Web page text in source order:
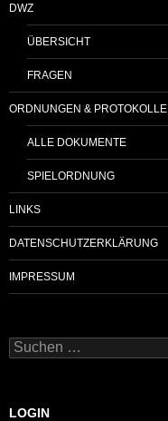
DWZ
ÜBERSICHT
FRAGEN
ORDNUNGEN & PROTOKOLLE
ALLE DOKUMENTE
SPIELORDNUNG
LINKS
DATENSCHUTZERKLÄRUNG
IMPRESSUM
Suchen
nach:
LOGIN